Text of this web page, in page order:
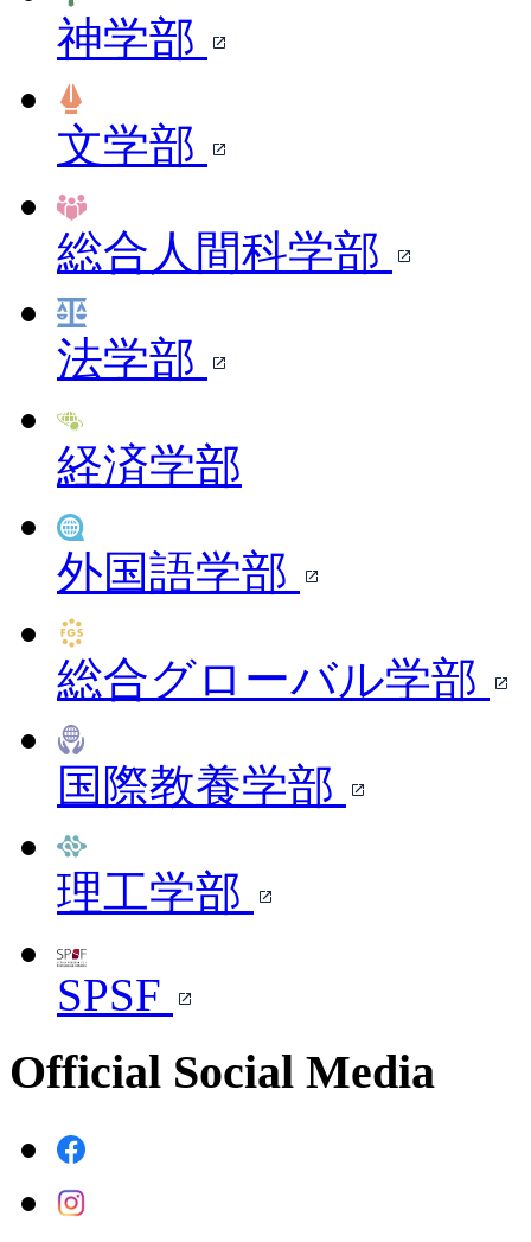
神学部
文学部
総合人間科学部
法学部
経済学部
外国語学部
総合グローバル学部
国際教養学部
理工学部
SPSF
Official Social Media